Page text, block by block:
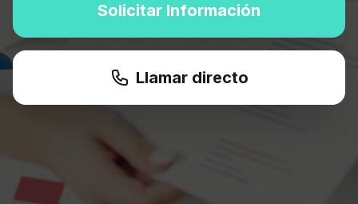
Solicitar Información
Llamar directo